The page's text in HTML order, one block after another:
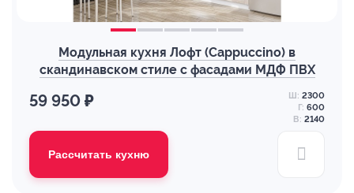
Модульная кухня Лофт (Cappuccino) в
скандинавском стиле с фасадами МДФ ПВХ
59 950 ₽ Ш: 2300
Г: 600
В: 2140
Рассчитать кухню